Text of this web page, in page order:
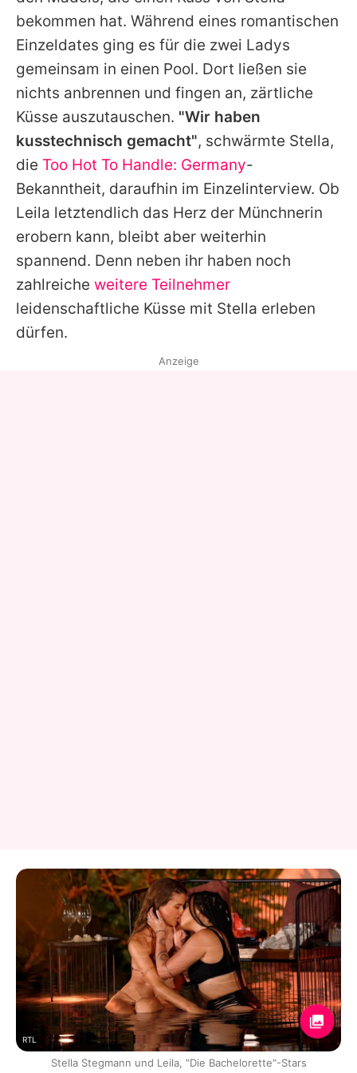
bekommen hat. Während eines romantischen
Einzeldates ging es für die zwei Ladys
gemeinsam in einen Pool. Dort ließen sie
nichts anbrennen und fingen an, zärtliche
Küsse auszutauschen. "Wir haben
kusstechnisch gemacht", schwärmte Stella,
die Too Hot To Handle: Germany-
Bekanntheit, daraufhin im Einzelinterview. Ob
Leila letztendlich das Herz der Münchnerin
erobern kann, bleibt aber weiterhin
spannend. Denn neben ihr haben noch
zahlreiche weitere Teilnehmer
leidenschaftliche Küsse mit Stella erleben
dürfen.
Anzeige
RTL
Stella Stegmann und Leila, "Die Bachelorette"-Stars